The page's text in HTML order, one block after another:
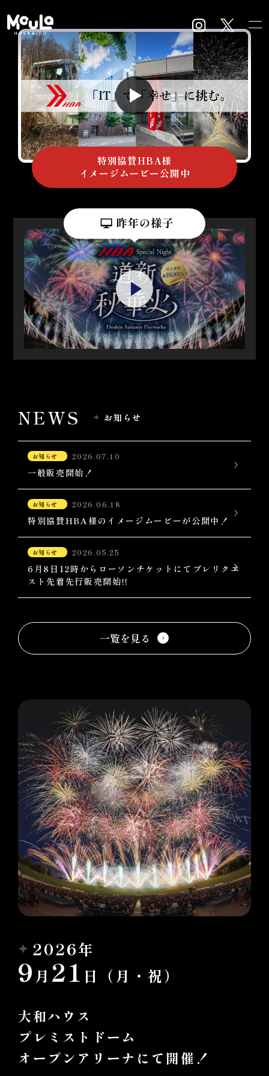
特別協賛HBA様
イメージムービー公開中
NEWS お知らせ
お知らせ 2026.07.10
一般販売開始！
お知らせ 2026.06.18
特別協賛HBA様のイメージムービーが公開中！
お知らせ 2026.05.25
6月8日12時からローソンチケットにてプレリクエ
スト先着先行販売開始!!
一覧を見る
2026年
9 月 21 日（月・祝）
大和ハウス
プレミストドーム
オープンアリーナにて開催！